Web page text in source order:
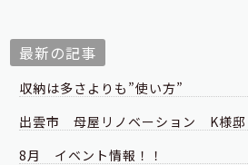
最新の記事
収納は多さよりも”使い方”
出雲市 母屋リノベーション K様
8月 イベント情報！！